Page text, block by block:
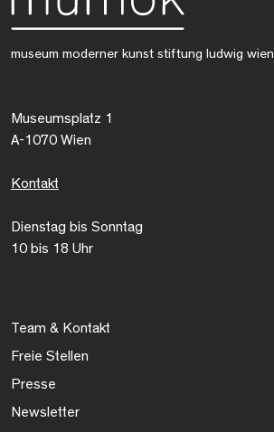
museum moderner kunst stiftung ludwig wien
Museumsplatz 1
A-1070 Wien
Kontakt
Dienstag bis Sonntag
10 bis 18 Uhr
Team & Kontakt
Freie Stellen
Presse
Newsletter